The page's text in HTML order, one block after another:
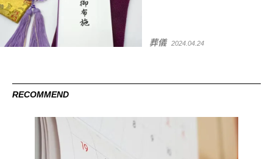
葬儀 2024.04.24
RECOMMEND